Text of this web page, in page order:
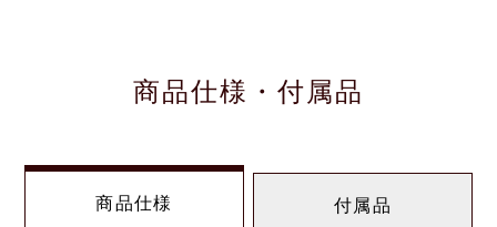
商品仕様・付属品
商品仕様 付属品